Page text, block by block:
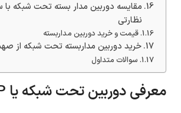
مقایسه دوربین مدار بسته تحت شبکه
نظارتی
قیمت و خرید دوربین مداربسته
خرید دوربین مداربسته تحت شبکه از
سوالات متداول
معرفی دوربین تحت شبکه یا IP